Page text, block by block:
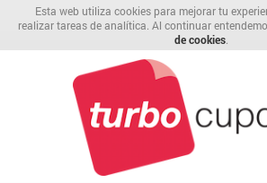
Esta web utiliza cookies para mejorar tu
realizar tareas de analítica. Al continuar
de cookies